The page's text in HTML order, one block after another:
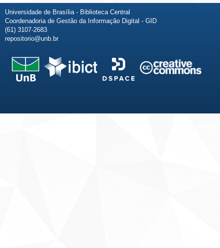
Universidade de Brasília - Biblioteca Central
Coordenadoria de Gestão da Informação Digital - GID
(61) 3107-2683
repositorio@unb.br